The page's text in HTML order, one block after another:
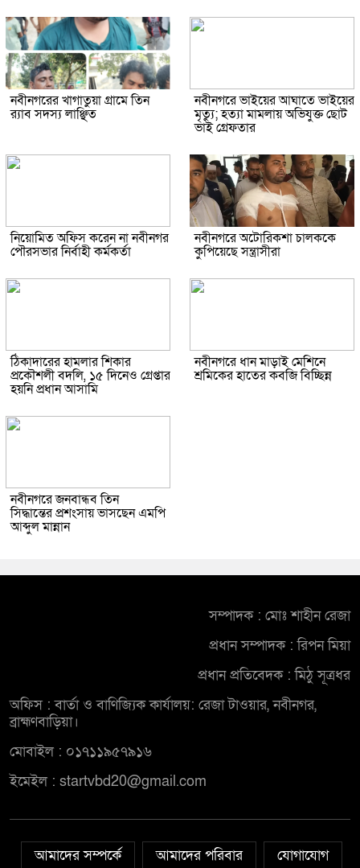
নবীনগরের খাগাতুয়া গ্রামে তিন
র‍্যাব সদস্য লাঞ্ছিত
নবীনগরে ভাইয়ের আঘাতে ভাইয়ের
মৃত্যু; হত্যা মামলায় অভিযুক্ত ছোট
ভাই গ্রেফতার
নিয়োমিত অফিস করেন না নবীনগর
পৌরসভার নির্বাহী কর্মকর্তা
নবীনগরে অটোরিকশা চালককে
কুপিয়েছে সন্ত্রাসীরা
ঠিকাদারের হামলার শিকার
প্রকৌশলী বদলি, ১৫ দিনেও গ্রেপ্তার
হয়নি প্রধান আসামি
নবীনগরে ধান মাড়াই মেশিনে
শ্রমিকের হাতের কবজি বিচ্ছিন্ন
নবীনগরে জনবান্ধব তিন
সিদ্ধান্তের প্রশংসায় ভাসছেন এমপি
আব্দুল মান্নান
সম্পাদক : মোঃ শাহীন রেজা
প্রধান সম্পাদক : রিপন মিয়া
প্রধান প্রতিবেদক : মিঠু সূত্রধর
অফিস : বার্তা ও বাণিজ্যিক কার্যালয়: রেজা টাওয়ার, নবীনগর,
ব্রাহ্মণবাড়িয়া।
মোবাইল : ০১৭১১৯৫৭৯১৬
ইমেইল : startvbd20@gmail.com
আমাদের সম্পর্কে আমাদের পরিবার যোগাযোগ